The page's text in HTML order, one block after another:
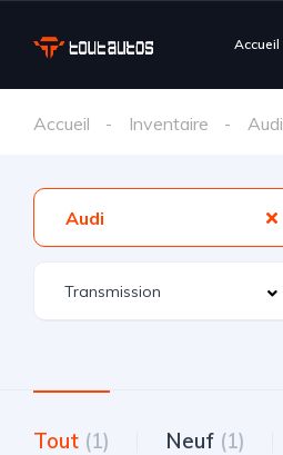
Accueil
Accueil Inventaire Audi
Audi
Tout (1) Neuf (1)